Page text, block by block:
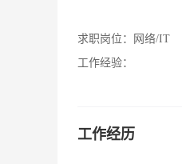
求职岗位：
网络/IT
工作经验：
工作经历